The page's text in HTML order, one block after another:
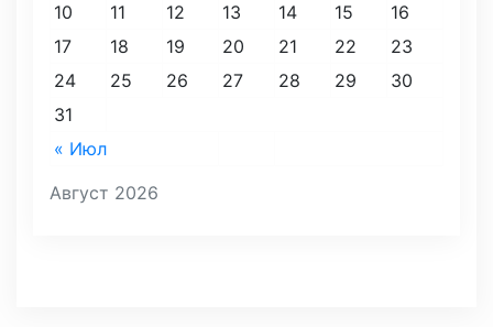
Август 2026
« Июл
10
11 12 13 14 15
16
17
18 19 20 21 22
23
24
25 26 27 28 29
30
31